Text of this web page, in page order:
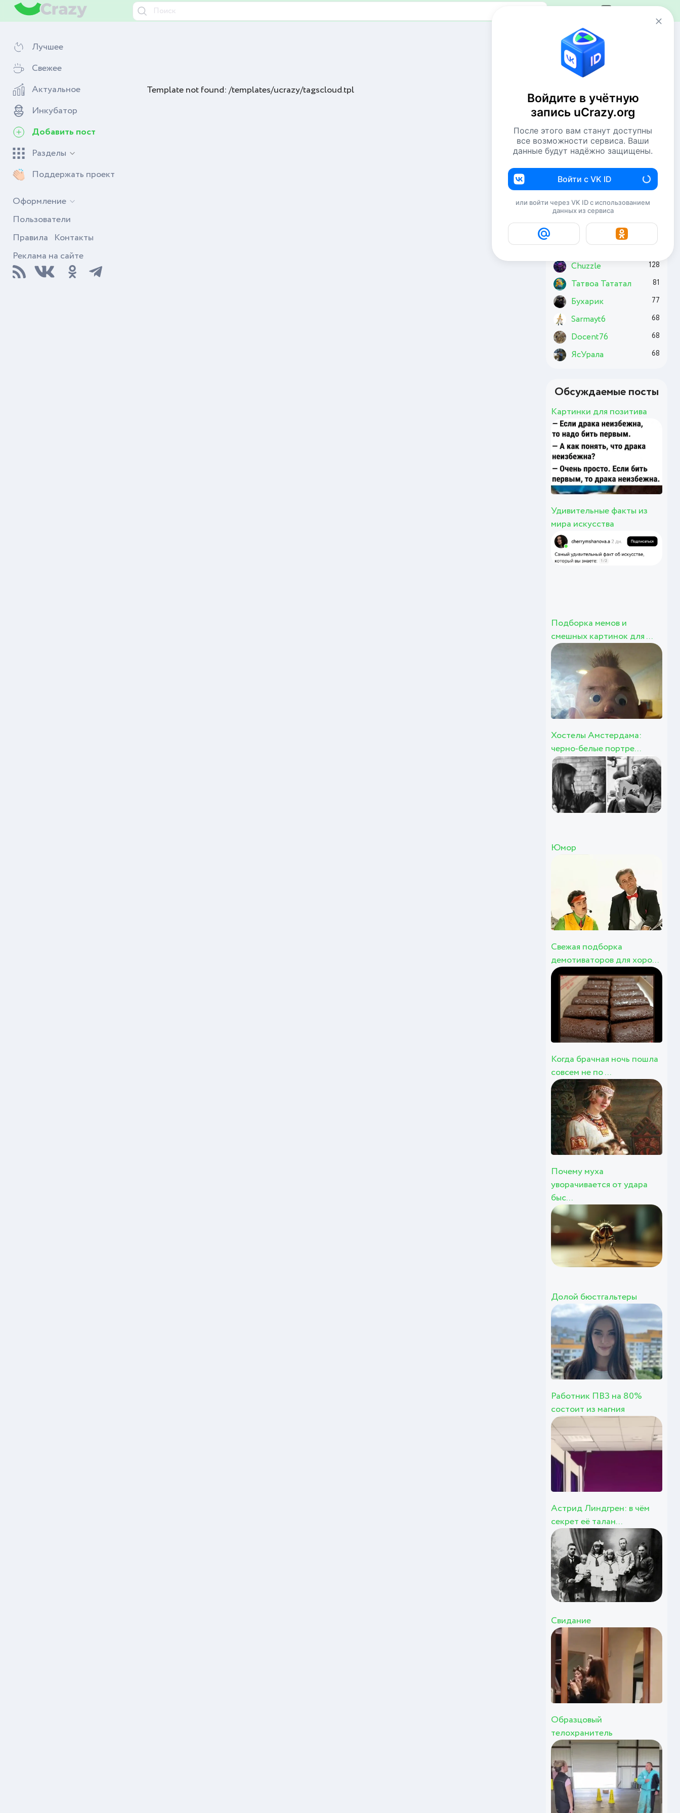
Авторизация
Лучшее
Свежее
Актуальное
Инкубатор
Добавить пост
Разделы
Поддержать проект
Оформление
Пользователи
Правила Контакты
Реклама на сайте
Сейчас онлайн
1 VIP
57 пользователей
1186 гостей
Всего посетителей 1244
Рекорд: 12737 посетителей
Установлен 22 апр 2026г. в 02:34
Комментаторы недели
NiShkni
Комсомолец 186
Basai 170
Chuzzle 128
Татвоа Тататал 81
Бухарик 77
Sarmayt6 68
Docent76 68
ЯсУрала 68
Обсуждаемые посты
Картинки для позитива
Удивительные факты из
мира искусства
Подборка мемов и
смешных картинок для ...
Хостелы Амстердама:
черно-белые портре...
Юмор
Свежая подборка
демотиваторов для хоро...
Когда брачная ночь пошла
совсем не по ...
Почему муха
уворачивается от удара
быс...
Долой бюстгальтеры
Работник ПВЗ на 80%
состоит из магния
Астрид Линдгрен: в чём
секрет её талан...
Свидание
Образцовый
телохранитель
Template not found: /templates/ucrazy/tagscloud.tpl
Войдите в учётную
запись uCrazy.org
После этого вам станут доступны
все возможности сервиса. Ваши
данные будут надёжно защищены.
Войти с VK ID
или войти через VK ID с использованием
данных из сервиса